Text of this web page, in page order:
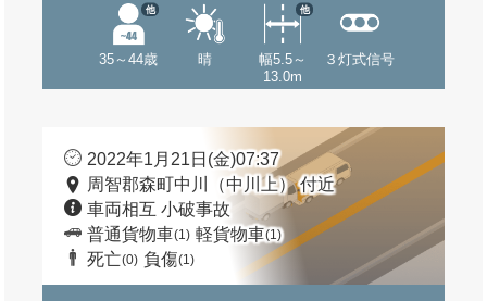
35～44歳
他
晴
幅5.5～
13.0m
他
３灯式信号
2022年1月21日(金)07:37
周智郡森町中川（中川上） 付近
車両相互 小破事故
普通貨物車(1) 軽貨物車(1)
死亡(0) 負傷(1)